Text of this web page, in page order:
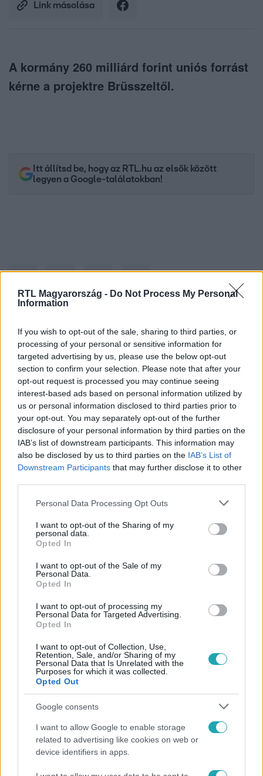
RTL Magyarország - Do Not Process My Personal
Information
If you wish to opt-out of the sale, sharing to third parties, or
processing of your personal or sensitive information for
targeted advertising by us, please use the below opt-out
section to confirm your selection. Please note that after your
opt-out request is processed you may continue seeing
interest-based ads based on personal information utilized by
us or personal information disclosed to third parties prior to
your opt-out. You may separately opt-out of the further
disclosure of your personal information by third parties on the
IAB’s list of downstream participants. This information may
also be disclosed by us to third parties on the IAB’s List of
Downstream Participants that may further disclose it to other
Please note that this website/app uses one or more Google
not limited to your visit or usage behaviour. You may click to
grant or deny consent to Google and its third-party tags to
use your data for below specified purposes in below Google
consent section.
Personal Data Processing Opt Outs
I want to opt-out of the Sharing of my
personal data.
Opted In
I want to opt-out of the Sale of my
Personal Data.
Opted In
I want to opt-out of processing my
Personal Data for Targeted Advertising.
Opted In
I want to opt-out of Collection, Use,
Retention, Sale, and/or Sharing of my
Personal Data that Is Unrelated with the
Purposes for which it was collected.
Opted Out
Google consents
I want to allow Google to enable storage
related to advertising like cookies on web or
device identifiers in apps.
Link másolása
A kormány 260 milliárd forint uniós forrást
kérne a projektre Brüsszeltől.
Itt állítsd be, hogy az RTL.hu az elsők között
legyen a Google-találatokban!
Kövess minket, és értesülj a friss hírekről a
Facebookon is!
Követem
#BELFÖLD #SZUPERKÓRHÁZ #EGÉSZSÉGÜGY
Népszerű